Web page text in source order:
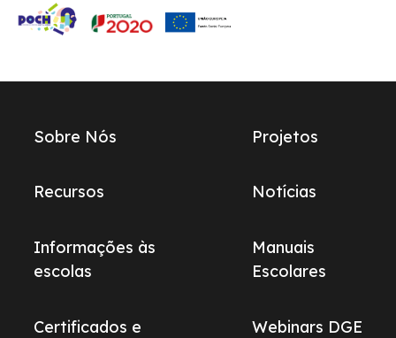
Links
do
Sobre Nós Projetos
Recursos Notícias
Informações às
escolas
Manuais
Escolares
Certificados e
Webinars DGE